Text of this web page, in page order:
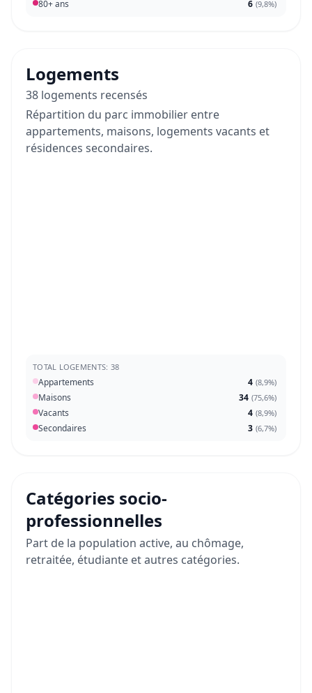
80+ ans 6 (9,8%)
Logements
38 logements recensés
Répartition du parc immobilier entre
appartements, maisons, logements vacants et
résidences secondaires.
TOTAL LOGEMENTS: 38
Appartements 4 (8,9%)
Maisons 34 (75,6%)
Vacants 4 (8,9%)
Secondaires 3 (6,7%)
Catégories socio-
professionnelles
Part de la population active, au chômage,
retraitée, étudiante et autres catégories.